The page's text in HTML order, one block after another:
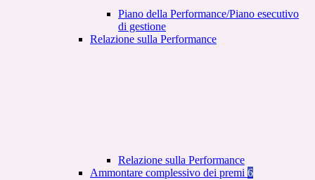
Piano della Performance/Piano esecutivo
di gestione
Relazione sulla Performance
Relazione sulla Performance
Ammontare complessivo dei premi 6